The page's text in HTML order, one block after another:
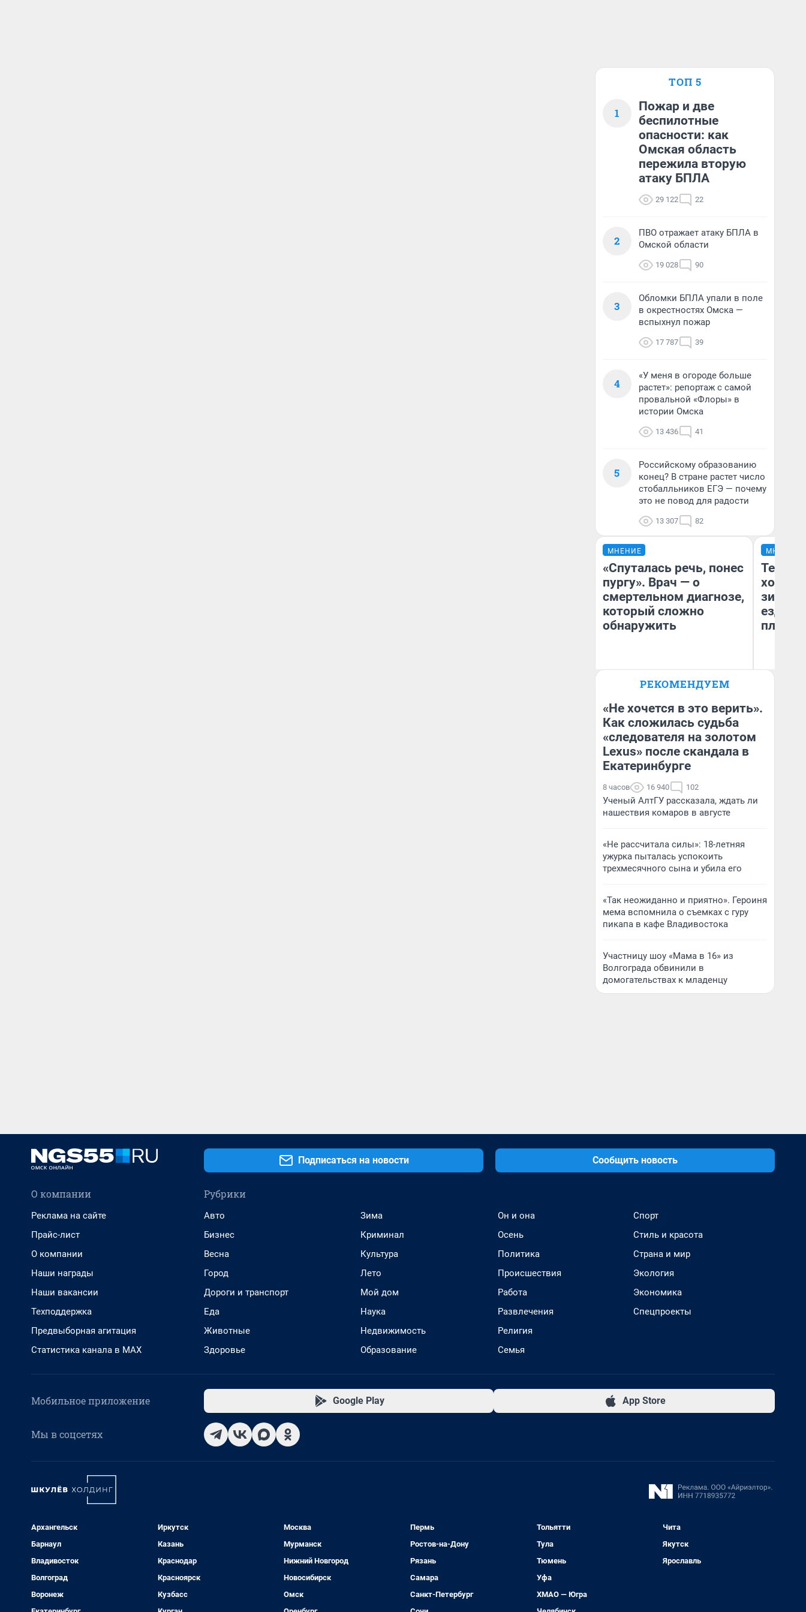
ТОП 5
1
Пожар и две
беспилотные
опасности: как
Омская область
пережила вторую
атаку БПЛА
29 122 22
2
ПВО отражает атаку БПЛА в
Омской области
19 028 90
3
Обломки БПЛА упали в поле
в окрестностях Омска —
вспыхнул пожар
17 787 39
4
«У меня в огороде больше
растет»: репортаж с самой
провальной «Флоры» в
истории Омска
13 436 41
5
Российскому образованию
конец? В стране растет число
стобалльников ЕГЭ — почему
это не повод для радости
13 307 82
МНЕНИЕ
«Спуталась речь, понес
пургу». Врач — о
смертельном диагнозе,
который сложно
обнаружить
Главврач клиники
Волковой»
МНЕНИЕ
Тепло
зимой.
ездит
плюсы
РЕКОМЕНДУЕМ
«Не хочется в это верить».
Как сложилась судьба
«следователя на золотом
Lexus» после скандала в
Екатеринбурге
8 часов 16 940 102
Ученый АлтГУ рассказала, ждать ли
нашествия комаров в августе
«Не рассчитала силы»: 18-летняя
ужурка пыталась успокоить
трехмесячного сына и убила его
«Так неожиданно и приятно». Героиня
мема вспомнила о съемках с гуру
пикапа в кафе Владивостока
Участницу шоу «Мама в 16» из
Волгограда обвинили в
домогательствах к младенцу
Подписаться на новости Сообщить новость
О компании
Реклама на сайте
Прайс-лист
О компании
Наши награды
Наши вакансии
Техподдержка
Предвыборная агитация
Статистика канала в MAX
Рубрики
Авто
Бизнес
Весна
Город
Дороги и транспорт
Еда
Животные
Здоровье
Зима
Криминал
Культура
Лето
Мой дом
Наука
Недвижимость
Образование
Он и она
Осень
Политика
Происшествия
Работа
Развлечения
Религия
Семья
Спорт
Стиль и красота
Страна и мир
Экология
Экономика
Спецпроекты
Мобильное приложение Google Play App Store
Мы в соцсетях
Архангельск
Барнаул
Владивосток
Волгоград
Воронеж
Иркутск
Казань
Краснодар
Красноярск
Кузбасс
Москва
Мурманск
Нижний Новгород
Новосибирск
Омск
Пермь
Ростов-на-Дону
Рязань
Самара
Санкт-Петербург
Тольятти
Тула
Тюмень
Уфа
ХМАО — Югра
Чита
Якутск
Ярославль